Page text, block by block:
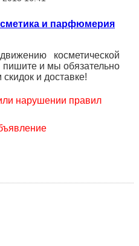
и парфюмерия
косметической
пишите и мы обязательно
и доставке!
нарушении правил